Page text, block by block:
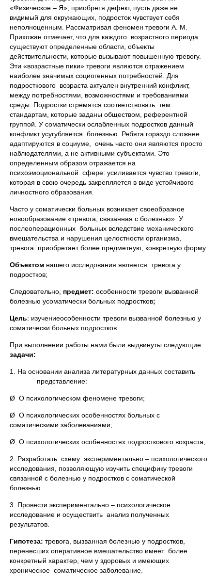
«Физическое – Я», приобретя дефект, пусть даже не
видимый для окружающих, подросток чувствует себя
неполноценным. Рассматривая феномен тревоги А. М.
Прихожан отмечает, что для каждого возрастного периода
существуют определенные области, объекты
действительности, которые вызывают повышенную тревогу.
Эти «возрастные пики» тревоги являются отражением
наиболее значимых социогенных потребностей. Для
подросткового возраста актуален внутренний конфликт,
между потребностями, возможностями и требованиями
среды. Подростки стремятся соответствовать тем
стандартам, которые заданы обществом, референтной
группой. У соматически ослабленных подростков данный
конфликт усугубляется болезнью. Ребята гораздо сложнее
адаптируются в социуме, очень часто они являются просто
наблюдателями, а не активными субъектами. Это
определенным образом отражается на
психоэмоциональной сфере: усиливается чувство тревоги,
которая в свою очередь закрепляется в виде устойчивого
личностного образования.
Часто у соматически больных возникает своеобразное
новообразование «тревога, связанная с болезнью» У
послеоперационных больных вследствие механического
вмешательства и нарушения целостности организма,
тревога приобретает более предметную, конкретную форму.
Объектом нашего исследования является: тревога у
подростков;
Следовательно, предмет: особенности тревоги вызванной
болезнью усоматически больных подростков;
Цель: изучениеособенности тревоги вызванной болезнью у
соматически больных подростков.
При выполнении работы нами были выдвинуты следующие
задачи:
1. На основании анализа литературных данных составить
представление:
Ø О психологическом феномене тревоги;
Ø О психологических особенностях больных с
соматическими заболеваниями;
Ø О психологических особенностях подросткового возраста;
2. Разработать схему экспериментально – психологического
исследования, позволяющую изучить специфику тревоги
связанной с болезнью у подростков с соматической
болезнью.
3. Провести экспериментально – психологическое
исследование и осуществить анализ полученных
результатов.
Гипотеза: тревога, вызванная болезнью у подростков,
перенесших оперативное вмешательство имеет более
конкретный характер, чем у здоровых и имеющих
хроническое соматическое заболевание.